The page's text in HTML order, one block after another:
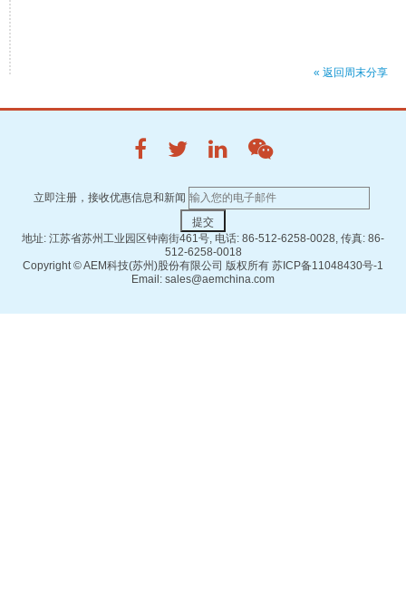
« 返回周末分享
立即注册，接收优惠信息和新闻
地址: 江苏省苏州工业园区钟南街461号, 电话: 86-512-6258-0028, 传真: 86-
512-6258-0018
Copyright ©AEM科技(苏州)股份有限公司 版权所有 苏ICP备11048430号-1
Email: sales@aemchina.com